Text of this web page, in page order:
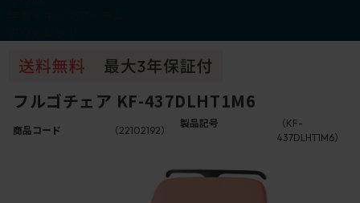
フルゴチェア KF-437DLHT1M6
商品コード （22102192）
製品記号
（KF-
437DLHT1M6）